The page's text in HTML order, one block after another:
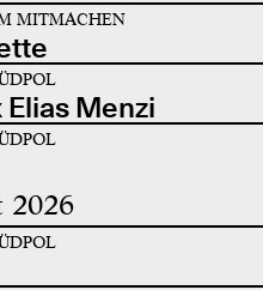
MITMACHEN
Menzi
2026